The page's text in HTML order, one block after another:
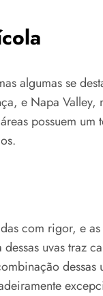
algumas se
e Napa Valley,
possuem
com rigor, e
uvas traz
dessas